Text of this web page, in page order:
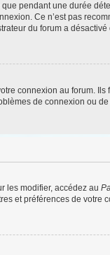
pendant une durée
Ce n’est pas
du forum a
connexion au forum.
de connexion ou
les modifier, accédez au
et préférences de votre